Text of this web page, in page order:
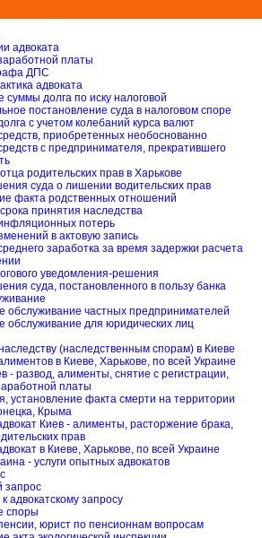
адвоката
платы
ДПС
адвоката
долга по иску налоговой
постановление суда в налоговом споре
с учетом колебаний курса валют
приобретенных необоснованно
с предпринимателя, прекратившего
родительских прав в Харькове
суда о лишении водительских прав
факта родственных отношений
принятия наследства
потерь
в актовую запись
заработка за время задержки расчета
уведомления-решения
суда, постановленного в пользу банка
обслуживание частных предпринимателей
обслуживание для юридических лиц
(наследственным спорам) в Киеве
в Киеве, Харькове, по всей Украине
- развод, алименты, снятие с регистрации,
платы
установление факта смерти на территории
Крыма
Киев - алименты, расторжение брака,
прав
в Киеве, Харькове, по всей Украине
- услуги опытных адвокатов
запрос
адвокатскому запросу
споры
юрист по пенсионнам вопросам